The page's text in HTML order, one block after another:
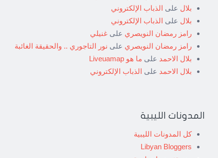
بلال على الذباب الإلكتروني
بلال على الذباب الإلكتروني
رامز رمضان النويصري على غنيلي
رامز رمضان النويصري على نور التاجوري .. والحقيقة الغائبة
بلال الاحمد على ما هو Liveuamap
بلال الاحمد على الذباب الإلكتروني
المدونات الليبية
كل المدونات الليبية
Libyan Bloggers